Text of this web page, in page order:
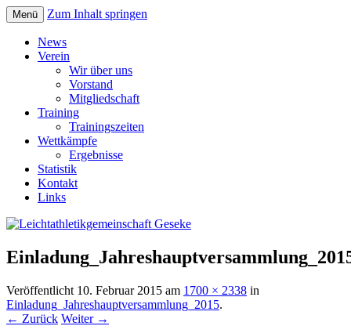
Leichtathletikgemeinschaft
Geseke
Menü Zum Inhalt springen
News
Verein
Wir über uns
Vorstand
Mitgliedschaft
Training
Trainingszeiten
Wettkämpfe
Ergebnisse
Statistik
Kontakt
Links
Veröffentlicht 10. Februar 2015 am 1700 × 2338 in
Einladung_Jahreshauptversammlung_2015.
← Zurück Weiter →